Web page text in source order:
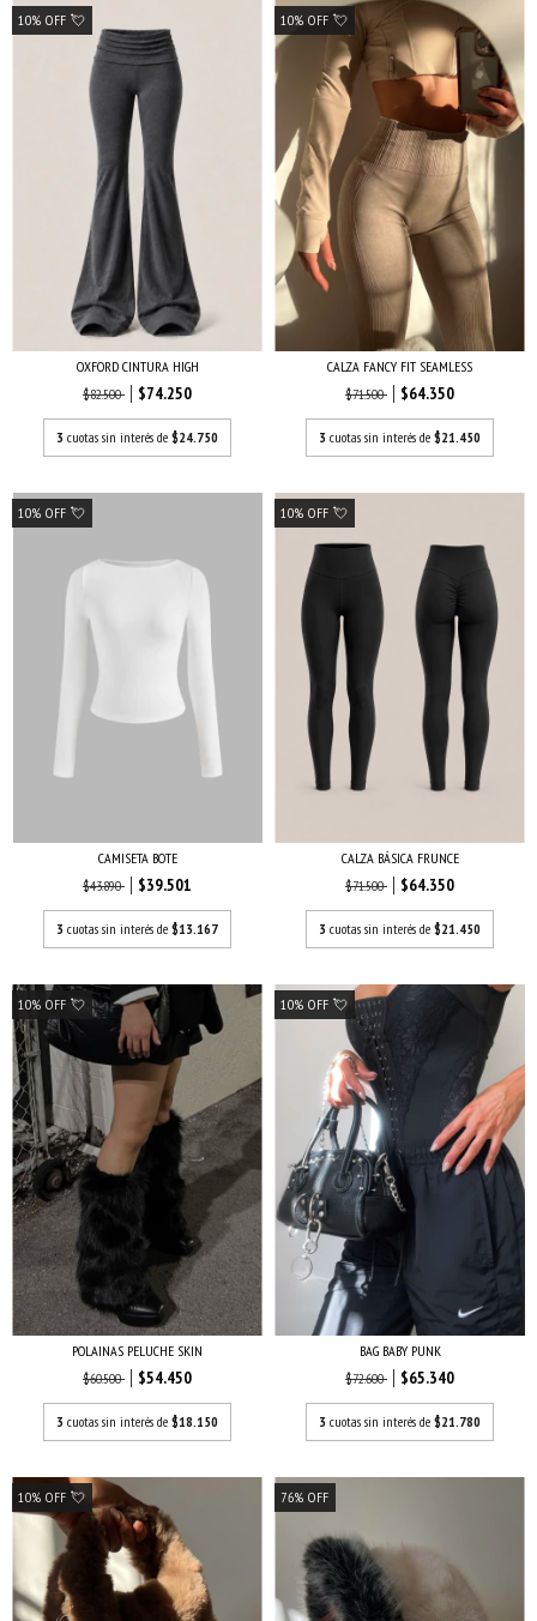
10% OFF 💘
OXFORD CINTURA HIGH
$82.500
$74.250
3 cuotas sin interés de $24.750
10% OFF 💘
CALZA FANCY FIT SEAMLESS
$71.500
$64.350
3 cuotas sin interés de $21.450
10% OFF 💘
CAMISETA BOTE
$43.890
$39.501
3 cuotas sin interés de $13.167
10% OFF 💘
CALZA BÁSICA FRUNCE
$71.500
$64.350
3 cuotas sin interés de $21.450
10% OFF 💘
POLAINAS PELUCHE SKIN
$60.500
$54.450
3 cuotas sin interés de $18.150
10% OFF 💘
BAG BABY PUNK
$72.600
$65.340
3 cuotas sin interés de $21.780
10% OFF 💘 76% OFF